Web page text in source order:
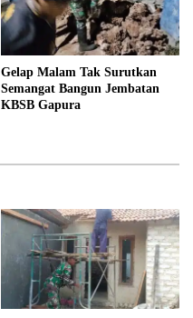
Gelap Malam Tak Surutkan
Semangat Bangun Jembatan
KBSB Gapura